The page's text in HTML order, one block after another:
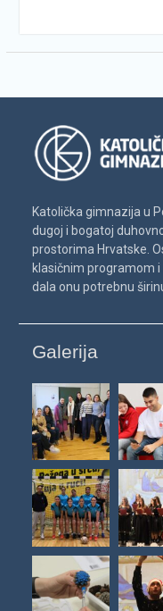
Katolička gimnazija u
dugoj i bogatoj
prostorima Hrvatske.
klasičnim programom
dala onu potrebnu
Galerija